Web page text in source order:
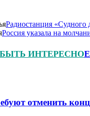
Радиостанция «Судного
Россия указала на
ИНТЕРЕСНО
отменить